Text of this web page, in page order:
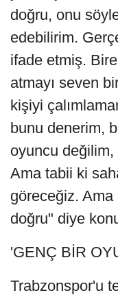
doğru, onu
edebilirim.
ifade etmiş.
atmayı seven
kişiyi
bunu denerim,
oyuncu değilim,
Ama tabii ki
göreceğiz. Ama
doğru" diye
'GENÇ BİR
Trabzonspor'u